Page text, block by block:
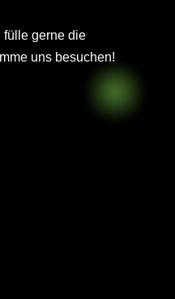
fülle gerne die
uns besuchen!